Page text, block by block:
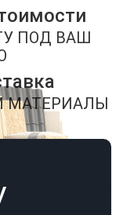
ПОД ВАШ
МАТЕРИАЛЫ
моих
№ 152-ФЗ "О
в политикой